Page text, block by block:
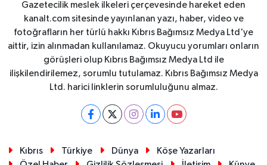
Gazetecilik meslek ilkeleri çerçevesinde hareket eden
kanalt.com sitesinde yayınlanan yazı, haber, video ve
fotoğrafların her türlü hakkı Kıbrıs Bağımsız Medya Ltd'ye
aittir, izin alınmadan kullanılamaz. Okuyucu yorumları onların
görüşleri olup Kıbrıs Bağımsız Medya Ltd ile
ilişkilendirilemez, sorumlu tutulamaz. Kıbrıs Bağımsız Medya
Ltd. harici linklerin sorumluluğunu almaz.
Kıbrıs Türkiye Dünya
Köşe Yazarları